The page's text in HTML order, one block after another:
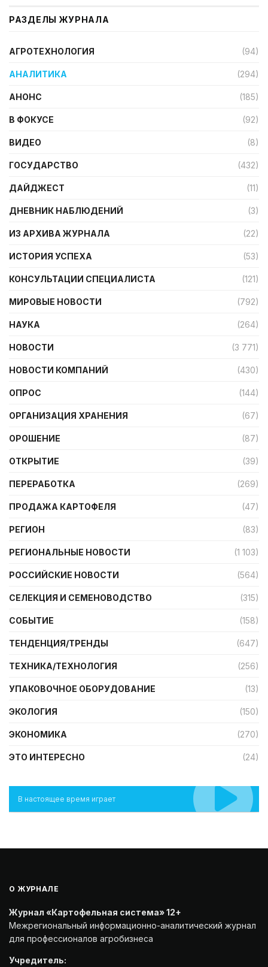
РАЗДЕЛЫ ЖУРНАЛА
АГРОТЕХНОЛОГИЯ (94)
АНАЛИТИКА (294)
АНОНС (185)
В ФОКУСЕ (92)
ВИДЕО (8)
ГОСУДАРСТВО (432)
ДАЙДЖЕСТ (11)
ДНЕВНИК НАБЛЮДЕНИЙ (3)
ИЗ АРХИВА ЖУРНАЛА (22)
ИСТОРИЯ УСПЕХА (53)
КОНСУЛЬТАЦИИ СПЕЦИАЛИСТА (121)
МИРОВЫЕ НОВОСТИ (792)
НАУКА (264)
НОВОСТИ (3 771)
НОВОСТИ КОМПАНИЙ (430)
ОПРОС (144)
ОРГАНИЗАЦИЯ ХРАНЕНИЯ (67)
ОРОШЕНИЕ (87)
ОТКРЫТИЕ (39)
ПЕРЕРАБОТКА (269)
ПРОДАЖА КАРТОФЕЛЯ (47)
РЕГИОН (83)
РЕГИОНАЛЬНЫЕ НОВОСТИ (1 103)
РОССИЙСКИЕ НОВОСТИ (564)
СЕЛЕКЦИЯ И СЕМЕНОВОДСТВО (315)
СОБЫТИЕ (158)
ТЕНДЕНЦИЯ/ТРЕНДЫ (647)
ТЕХНИКА/ТЕХНОЛОГИЯ (256)
УПАКОВОЧНОЕ ОБОРУДОВАНИЕ (13)
ЭКОЛОГИЯ (150)
ЭКОНОМИКА (270)
ЭТО ИНТЕРЕСНО (24)
В настоящее время играет
О ЖУРНАЛЕ
Журнал «Картофельная система» 12+
Межрегиональный информационно-аналитический журнал
для профессионалов агробизнеса
Учредитель: